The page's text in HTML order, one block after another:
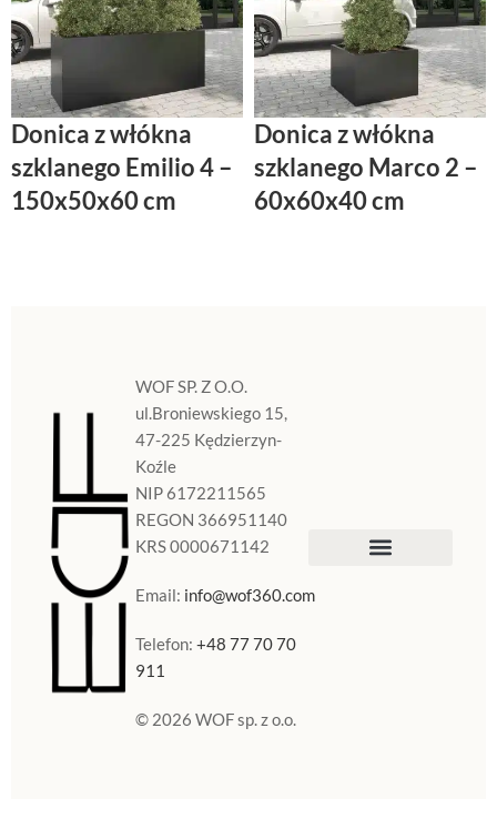
Donica z włókna
szklanego Emilio 4 –
150x50x60 cm
Donica z włókna
szklanego Marco 2 –
60x60x40 cm
WOF SP. Z O.O.
ul.Broniewskiego 15,
47-225 Kędzierzyn-
Koźle
NIP 6172211565
REGON 366951140
KRS 0000671142
Email: info@wof360.com
Telefon:+48 77 70 70
911
© 2026 WOF sp. z o.o.